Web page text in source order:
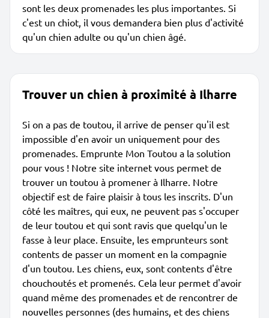
sont les deux promenades les plus importantes. Si
c'est un chiot, il vous demandera bien plus d'activité
qu'un chien adulte ou qu'un chien âgé.
Trouver un chien à proximité à Ilharre
Si on a pas de toutou, il arrive de penser qu'il est
impossible d'en avoir un uniquement pour des
promenades. Emprunte Mon Toutou a la solution
pour vous ! Notre site internet vous permet de
trouver un toutou à promener à Ilharre. Notre
objectif est de faire plaisir à tous les inscrits. D'un
côté les maîtres, qui eux, ne peuvent pas s'occuper
de leur toutou et qui sont ravis que quelqu'un le
fasse à leur place. Ensuite, les emprunteurs sont
contents de passer un moment en la compagnie
d'un toutou. Les chiens, eux, sont contents d'être
chouchoutés et promenés. Cela leur permet d'avoir
quand même des promenades et de rencontrer de
nouvelles personnes (des humains, et des chiens